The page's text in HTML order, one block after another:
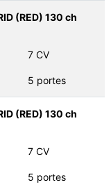
(RED) 130 ch
7 CV
5 portes
(RED) 130 ch
7 CV
5 portes